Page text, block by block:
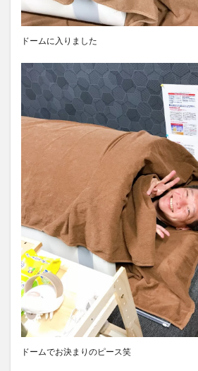
ドームに入りました
ドームでお決まりのピース笑